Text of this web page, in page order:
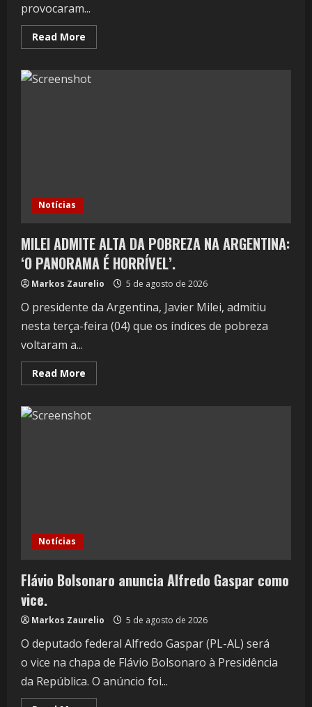
provocaram...
Read More
Notícias
MILEI ADMITE ALTA DA POBREZA NA ARGENTINA:
‘O PANORAMA É HORRÍVEL’.
Markos Zaurelio 5 de agosto de 2026
O presidente da Argentina, Javier Milei, admitiu
nesta terça-feira (04) que os índices de pobreza
voltaram a...
Read More
Notícias
Flávio Bolsonaro anuncia Alfredo Gaspar como
vice.
Markos Zaurelio 5 de agosto de 2026
O deputado federal Alfredo Gaspar (PL-AL) será
o vice na chapa de Flávio Bolsonaro à Presidência
da República. O anúncio foi...